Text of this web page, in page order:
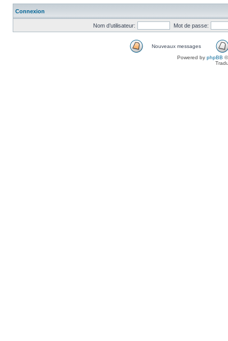
Connexion
Nom d’utilisateur: Mot de passe:
Nouveaux messages
Powered by phpBB